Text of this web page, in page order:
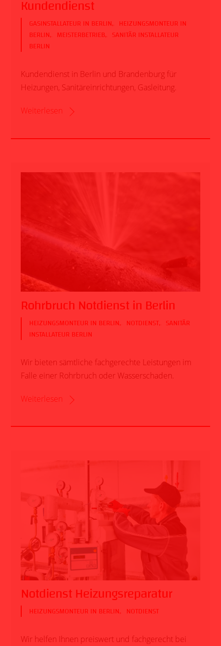
Kundendienst
GASINSTALLATEUR IN BERLIN HEIZUNGSMONTEUR IN
BERLIN MEISTERBETRIEB SANITÄR INSTALLATEUR
BERLIN
Kundendienst in Berlin und Brandenburg für
Heizungen, Sanitäreinrichtungen, Gasleitung.
Weiterlesen
Rohrbruch Notdienst in Berlin
HEIZUNGSMONTEUR IN BERLIN NOTDIENST SANITÄR
INSTALLATEUR BERLIN
Wir bieten sämtliche fachgerechte Leistungen im
Falle einer Rohrbruch oder Wasserschaden.
Weiterlesen
Notdienst Heizungsreparatur
HEIZUNGSMONTEUR IN BERLIN NOTDIENST
Wir helfen Ihnen preiswert und fachgerecht bei